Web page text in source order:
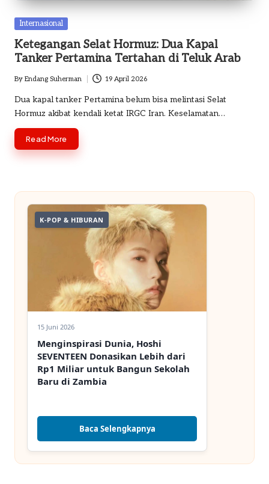
o
m
Posted
Internasional
Ketegangan Selat Hormuz: Dua Kapal
Tanker Pertamina Tertahan di Teluk Arab
Posted
by
By Endang Suherman 19 April 2026
Dua kapal tanker Pertamina belum bisa melintasi Selat
Hormuz akibat kendali ketat IRGC Iran. Keselamatan…
Read More
K-POP & HIBURAN
15 Juni 2026
Menginspirasi Dunia, Hoshi
SEVENTEEN Donasikan Lebih dari
Rp1 Miliar untuk Bangun Sekolah
Baru di Zambia
Baca Selengkapnya